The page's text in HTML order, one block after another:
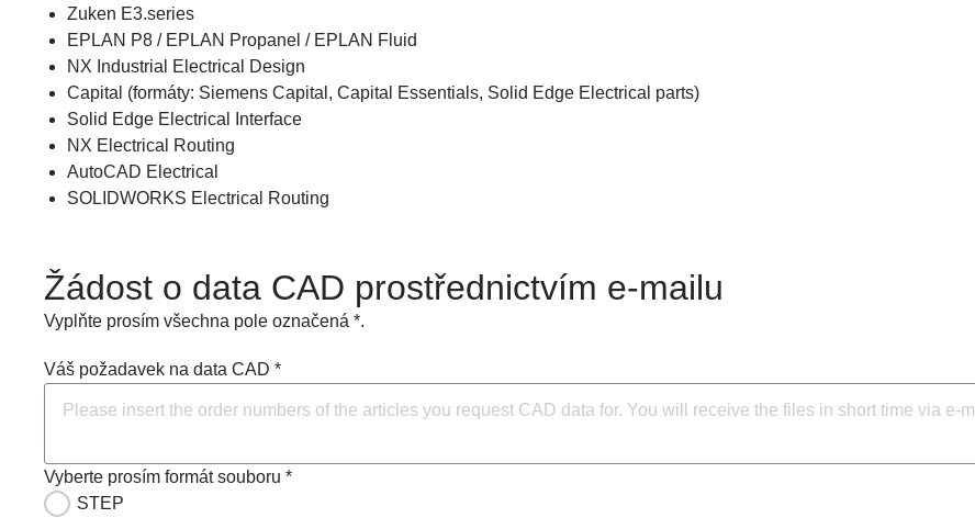
Zuken E3.series
EPLAN P8 / EPLAN Propanel / EPLAN Fluid
NX Industrial Electrical Design
Capital (formáty: Siemens Capital, Capital Essentials, Solid Edge Electrical parts)
Solid Edge Electrical Interface
NX Electrical Routing
AutoCAD Electrical
SOLIDWORKS Electrical Routing
Žádost o data CAD prostřednictvím e-mailu
Vyplňte prosím všechna pole označená *.
Váš požadavek na data CAD *
Vyberte prosím formát souboru *
STEP